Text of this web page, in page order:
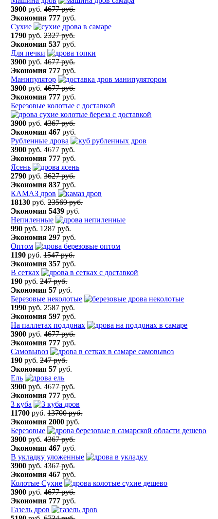
3900 руб.4677 руб.
Экономия 777 руб.
Сухие
1790 руб.2327 руб.
Экономия 537 руб.
Для печки
3900 руб.4677 руб.
Экономия 777 руб.
Манипулятор
3900 руб.4677 руб.
Экономия 777 руб.
Березовые колотые с доставкой
3900 руб.4367 руб.
Экономия 467 руб.
Рубленные дрова
3900 руб.4677 руб.
Экономия 777 руб.
Ясень
2790 руб.3627 руб.
Экономия 837 руб.
КАМАЗ дров
18130 руб.23569 руб.
Экономия 5439 руб.
Непиленные
990 руб.1287 руб.
Экономия 297 руб.
Оптом
1190 руб.1547 руб.
Экономия 357 руб.
В сетках
190 руб.247 руб.
Экономия 57 руб.
Березовые неколотые
1990 руб.2587 руб.
Экономия 597 руб.
На паллетах поддонах
3900 руб.4677 руб.
Экономия 777 руб.
Самовывоз
190 руб.247 руб.
Экономия 57 руб.
Ель
3900 руб.4677 руб.
Экономия 777 руб.
3 куба
11700 руб.13700 руб.
Экономия 2000 руб.
Березовые
3900 руб.4367 руб.
Экономия 467 руб.
В укладку уложенные
3900 руб.4367 руб.
Экономия 467 руб.
Колотые Сухие
3900 руб.4677 руб.
Экономия 777 руб.
Газель дров